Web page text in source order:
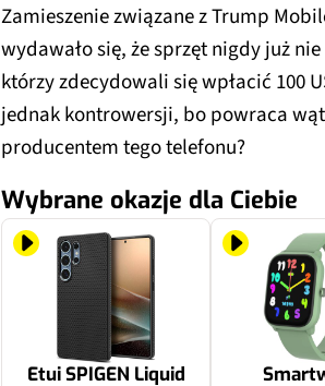
Zamieszenie związane z Trump
wydawało się, że sprzęt nigdy już
którzy zdecydowali się wpłacić 100
jednak kontrowersji, bo powraca
producentem tego telefonu?
Wybrane okazje dla Ciebie
Etui SPIGEN Liquid